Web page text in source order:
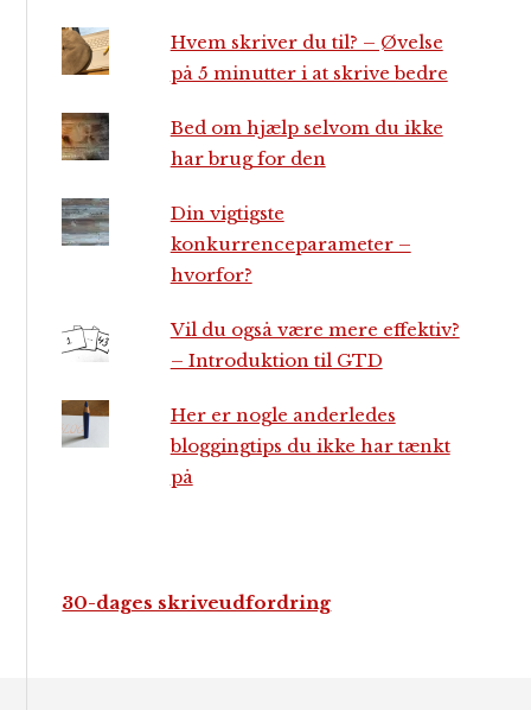
Hvem skriver du til? – Øvelse
på 5 minutter i at skrive bedre
Bed om hjælp selvom du ikke
har brug for den
Din vigtigste
konkurrenceparameter –
hvorfor?
Vil du også være mere effektiv?
– Introduktion til GTD
Her er nogle anderledes
bloggingtips du ikke har tænkt
på
30-dages skriveudfordring